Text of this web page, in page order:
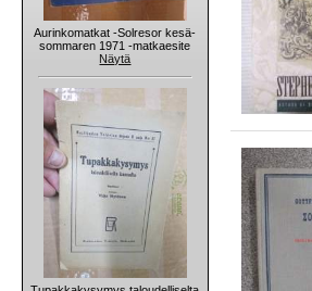
Aurinkomatkat -Solresor kesä-
sommaren 1971 -matkaesite
Näytä